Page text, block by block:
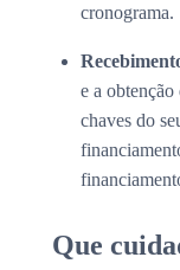
cronograma.
e a obtenção
chaves do
Que